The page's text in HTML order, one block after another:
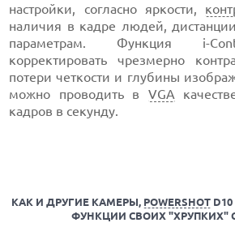
настройки, согласно яркости,
наличия в кадре людей,
параметрам. Функция i-
корректировать чрезмерно
потери четкости и глубины
можно проводить в VGA
кадров в секунду.
КАК И ДРУГИЕ КАМЕРЫ, POWERSHOTD10
ФУНКЦИИ СВОИХ "ХРУПКИХ"